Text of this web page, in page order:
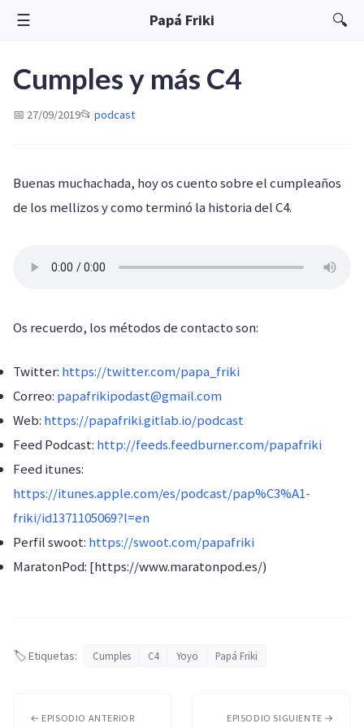
☰ Papá Friki 🔍
Cumples y más C4
📅 27/09/2019📂 podcast
Buenas muchachada, hoy os cuento sobre el cumpleaños
de los mellizos y como terminó la historia del C4.
Os recuerdo, los métodos de contacto son:
Twitter: https://twitter.com/papa_friki
Correo: papafrikipodast@gmail.com
Web: https://papafriki.gitlab.io/podcast
Feed Podcast: http://feeds.feedburner.com/papafriki
Feed itunes:
https://itunes.apple.com/es/podcast/pap%C3%A1-
friki/id1371105069?l=en
Perfil swoot: https://swoot.com/papafriki
MaratonPod: [https://www.maratonpod.es/)
🏷️ Etiquetas: Cumples C4 Yoyo Papá Friki
← EPISODIO ANTERIOR EPISODIO SIGUIENTE →